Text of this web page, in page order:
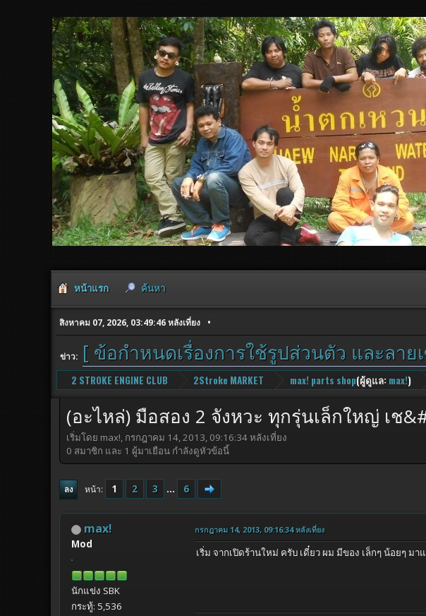
หน้าแรก ค้นหา
สิงหาคม 07, 2026, 03:49:46 หลังเที่ยง
ข่าว: [ ข้อกำหนดเรื่องการใช้รูปส่วนตัว และลาย
2 STROKE ENGINE CLUB 2Stroke MARKET max! parts shop(ผู้ดูแล: max!)
(อะไหล่) มือสอง 2 จังหวะ ทุกรุ่นเล็กใหญ่ เช
เริ่มโดย max!, กรกฎาคม 14, 2013, 09:16:34 หลังเที่ยง
0 สมาชิก และ 1 ผู้มาเยือน กำลังดูหัวข้อนี้
ลง หน้า 1 2 3 ... 6
max!
Mod
นักแข่ง SBK
กระทู้: 5,536
กรกฎาคม 14, 2013, 09:16:34 หลังเที่ยง
เริ่ม จากเปิดร้านใหม่ ครับ เดี๋ยว ผม มีของ เล็กๆ น้อยๆ มา